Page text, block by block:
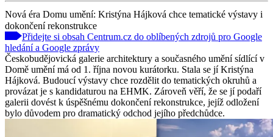
Nová éra Domu umění: Kristýna Hájková chce tematické výstavy i
dokončení rekonstrukce
Přidejte si obsah Centrum.cz do oblíbených zdrojů pro Google
hledání a Google zprávy
Českobudějovická galerie architektury a současného umění sídlící v
Domě umění má od 1. října novou kurátorku. Stala se jí Kristýna
Hájková. Budoucí výstavy chce rozdělit do tematických okruhů a
provázat je s kandidaturou na EHMK. Zároveň věří, že se jí podaří
galerii dovést k úspěšnému dokončení rekonstrukce, jejíž odložení
bylo důvodem pro dramatický odchod jejího předchůdce.